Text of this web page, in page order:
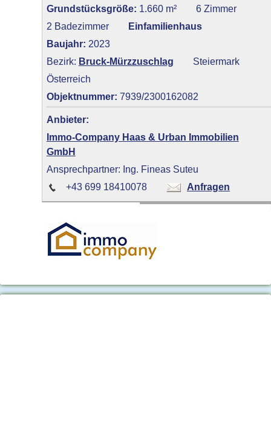
Grundstücksgröße: 1.660 m²
6 Zimmer
2 Badezimmer
Einfamilienhaus
Baujahr: 2023
Bezirk: Bruck-Mürzzuschlag
Steiermark
Österreich
Objektnummer: 7939/2300162082
Anbieter:
Immo-Company Haas & Urban Immobilien
GmbH
Ansprechpartner: Ing. Fineas Suteu
+43 699 18410078
Anfragen